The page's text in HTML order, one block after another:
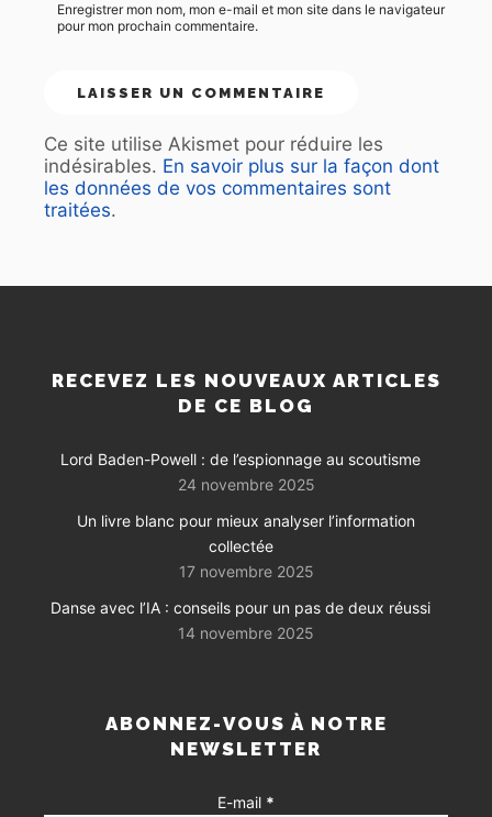
Enregistrer mon nom, mon e-mail et mon site dans le navigateur
pour mon prochain commentaire.
Ce site utilise Akismet pour réduire les
indésirables. En savoir plus sur la façon dont
les données de vos commentaires sont
traitées.
RECEVEZ LES NOUVEAUX ARTICLES
DE CE BLOG
Lord Baden-Powell : de l’espionnage au scoutisme
24 novembre 2025
Un livre blanc pour mieux analyser l’information
collectée
17 novembre 2025
Danse avec l’IA : conseils pour un pas de deux réussi
14 novembre 2025
ABONNEZ-VOUS À NOTRE
NEWSLETTER
E-mail *